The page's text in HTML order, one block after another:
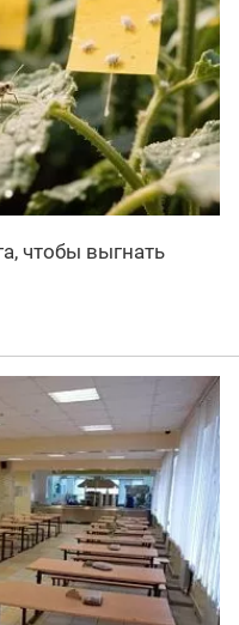
чтобы выгнать